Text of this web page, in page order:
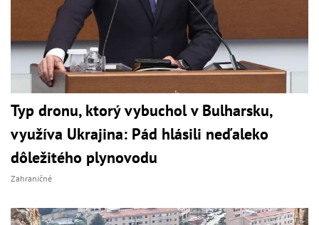
Typ dronu, ktorý vybuchol v Bulharsku,
využíva Ukrajina: Pád hlásili neďaleko
dôležitého plynovodu
Zahraničné